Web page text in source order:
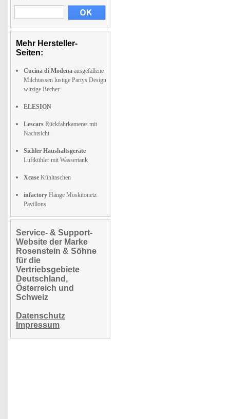
Mehr Hersteller-
Seiten:
Cucina di Modena ausgefallene
Milchtassen lustige Partys Design
witzige Becher
ELESION
Lescars Rückfahrkameras mit
Nachtsicht
Sichler Haushaltsgeräte
Luftkühler mit Wassertank
Xcase Kühltaschen
infactory Hänge Moskitonetz
Pavillons
Service- & Support-
Website der Marke
Rosenstein & Söhne
für die
Vertriebsgebiete
Deutschland,
Österreich und
Schweiz
Datenschutz
Impressum